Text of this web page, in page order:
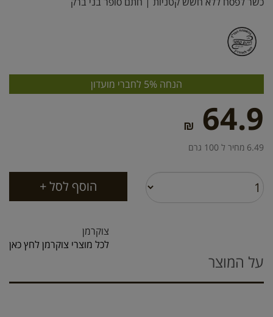
הנחה 5% לחברי מועדון
64.9
₪
6.49 מחיר ל 100 גרם
צוקרמן
לכל מוצרי צוקרמן לחץ כאן
על המוצר